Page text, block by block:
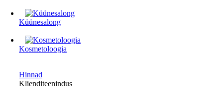
Küünesalong
Kosmetoloogia
Hinnad
Klienditeenindus